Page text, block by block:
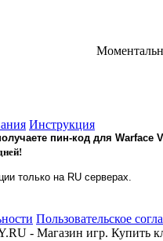
Инструкция
пин-код для Warface
только на RU серверах.
Пользовательское
- Магазин игр. Купить